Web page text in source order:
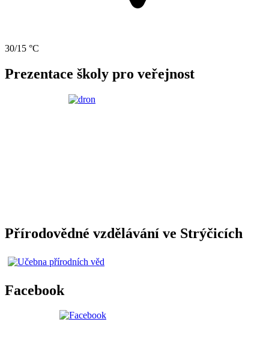
30/15 °C
Prezentace školy pro veřejnost
Přírodovědné vzdělávání ve Strýčicích
Facebook